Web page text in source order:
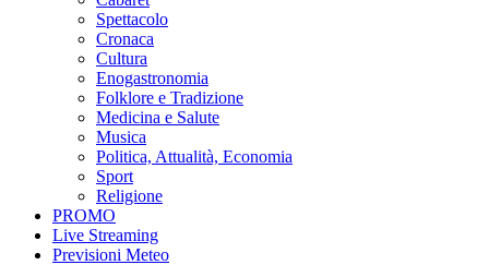
Spettacolo
Cronaca
Cultura
Enogastronomia
Folklore e Tradizione
Medicina e Salute
Musica
Politica, Attualità, Economia
Sport
Religione
PROMO
Live Streaming
Previsioni Meteo